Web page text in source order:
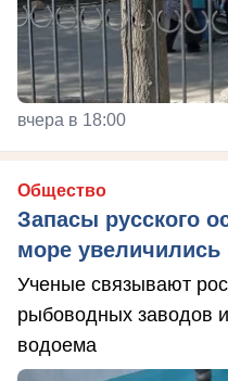
вчера в 18:00
Общество
Запасы русского
море увеличились
Ученые связывают
рыбоводных заводов
водоема